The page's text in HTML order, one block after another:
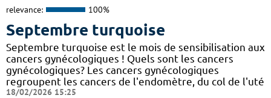
relevance: 100%
Septembre turquoise
Septembre turquoise est le mois de sensibilisation aux
cancers gynécologiques ! Quels sont les cancers
gynécologiques? Les cancers gynécologiques
regroupent les cancers de l'endomètre, du col de l'uté
18/02/2026 15:25